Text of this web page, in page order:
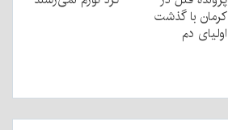
کرمان با گذشت
اولیای دم